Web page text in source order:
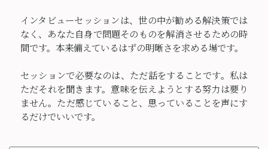
インタビューセッションは、世の中が勧める解決策では
なく、あなた自身で問題そのものを解消させるための時
間です。本来備えているはずの明晰さを求める場です。
セッションで必要なのは、ただ話をすることです。私は
ただそれを聞きます。意味を伝えようとする努力は要り
ません。ただ感じていること、思っていることを声にす
るだけでいいです。